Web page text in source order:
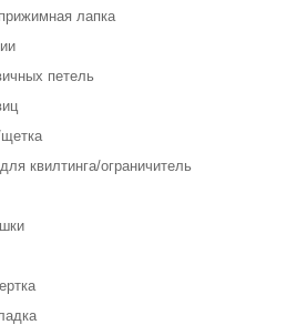
лапка
петель
квилтинга/ограничитель